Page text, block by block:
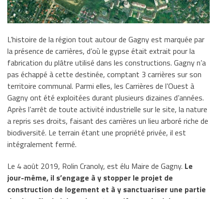
L’histoire de la région tout autour de Gagny est marquée par
la présence de carrières, d’où le gypse était extrait pour la
fabrication du plâtre utilisé dans les constructions. Gagny n’a
pas échappé à cette destinée, comptant 3 carrières sur son
territoire communal. Parmi elles, les Carrières de l’Ouest à
Gagny ont été exploitées durant plusieurs dizaines d’années.
Après l’arrêt de toute activité industrielle sur le site, la nature
a repris ses droits, faisant des carrières un lieu arboré riche de
biodiversité. Le terrain étant une propriété privée, il est
intégralement fermé.
Le 4 août 2019, Rolin Cranoly, est élu Maire de Gagny. Le
jour-même, il s’engage à y stopper le projet de
construction de logement et à y sanctuariser une partie